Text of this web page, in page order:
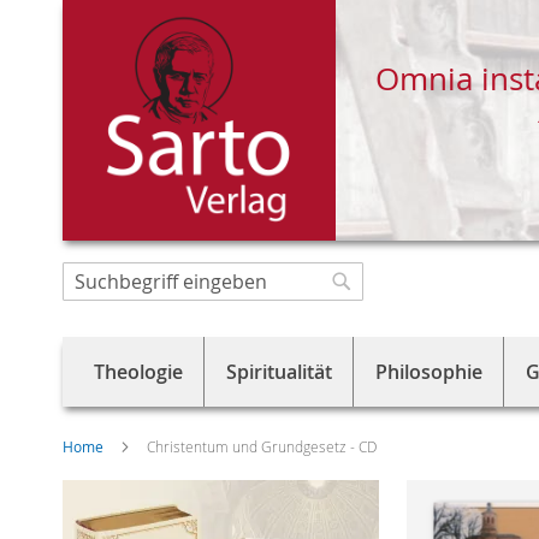
Direkt
zum
Omnia
Suche
Theologie Spiritualität Philosophie
Home Christentum und Grundgesetz - CD
Skip